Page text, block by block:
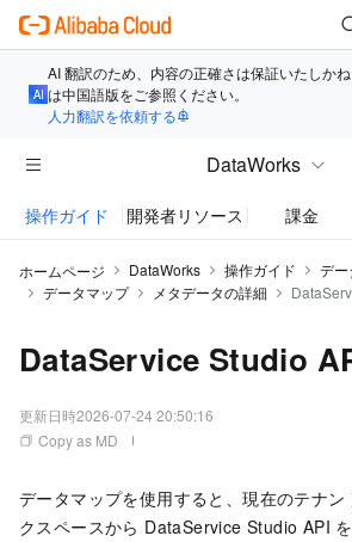
AI 翻訳のため、内容の正確さは保証いたしか
は中国語版をご参照ください。
人力翻訳を依頼する
DataWorks
操作ガイド 開発者リソース 課金
ホームページ DataWorks 操作ガイド
デー
データマップ
メタデータの詳細
DataService Studio
更新日時2026-07-24 20:50:16
Copy as MD
データマップを使用すると、現在のテナ
クスペースから DataService Studio API